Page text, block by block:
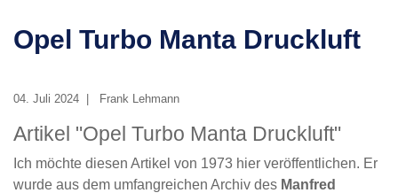
Opel Turbo Manta Druckluft
04. Juli 2024 Frank Lehmann
Artikel "Opel Turbo Manta Druckluft"
Ich möchte diesen Artikel von 1973 hier veröffentlichen. Er
wurde aus dem umfangreichen Archiv des Manfred